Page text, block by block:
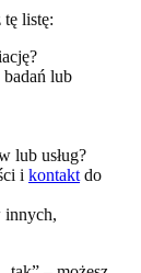
listę:
lub
lub usług?
i kontakt do
innych,